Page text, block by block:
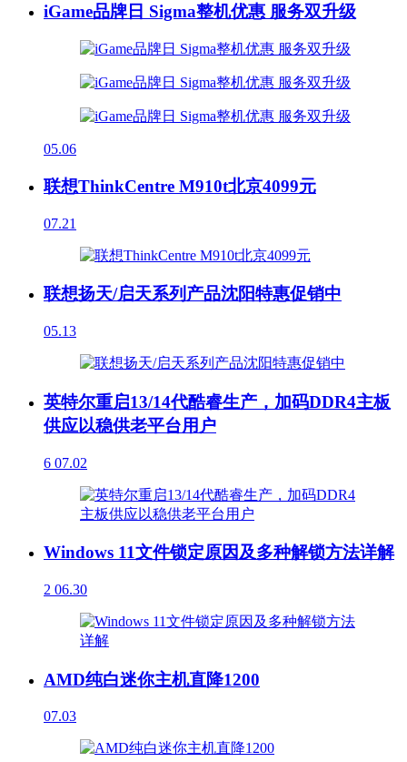
iGame品牌日 Sigma整机优惠 服务双升级
05.06
联想ThinkCentre M910t北京4099元
07.21
联想扬天/启天系列产品沈阳特惠促销中
05.13
英特尔重启13/14代酷睿生产，加码DDR4主板
供应以稳供老平台用户
6 07.02
Windows 11文件锁定原因及多种解锁方法详解
2 06.30
AMD纯白迷你主机直降1200
07.03